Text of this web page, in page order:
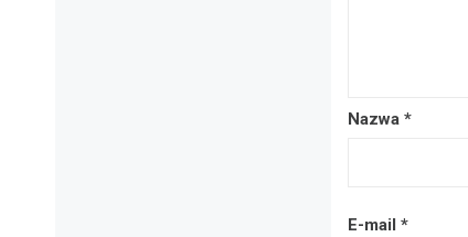
Nazwa *
E-mail *